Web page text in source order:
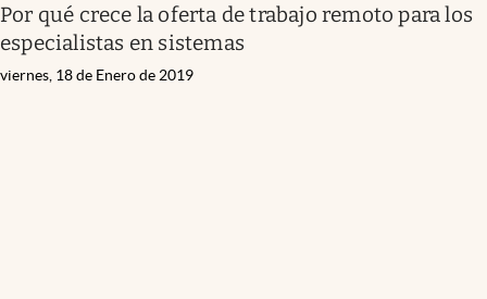
Por qué crece la oferta de trabajo remoto para los
especialistas en sistemas
viernes, 18 de Enero de 2019